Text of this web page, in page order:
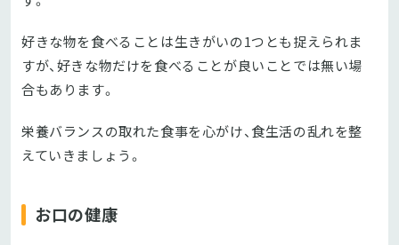
好きな物を食べることは生きがいの1つとも捉えられま
すが、好きな物だけを食べることが良いことでは無い場
合もあります。
栄養バランスの取れた食事を心がけ、食生活の乱れを整
えていきましょう。
お口の健康